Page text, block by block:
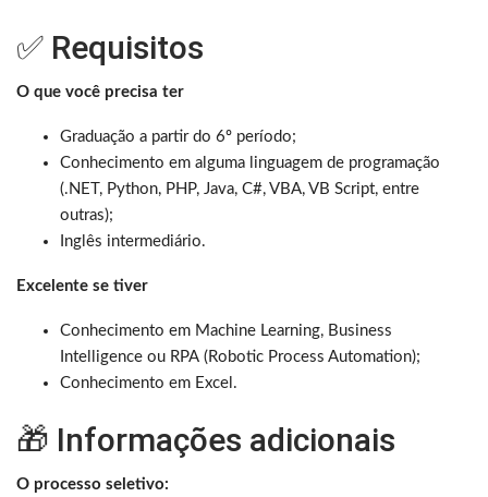
✅ Requisitos
O que você precisa ter
Graduação a partir do 6º período;
Conhecimento em alguma linguagem de programação
(.NET, Python, PHP, Java, C#, VBA, VB Script, entre
outras);
Inglês intermediário.
Excelente se tiver
Conhecimento em Machine Learning, Business
Intelligence ou RPA (Robotic Process Automation);
Conhecimento em Excel.
🎁 Informações adicionais
O processo seletivo: